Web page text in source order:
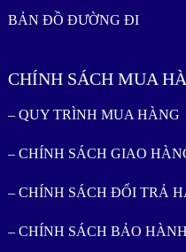
BẢN ĐỒ ĐƯỜNG ĐI
CHÍNH SÁCH MUA
– QUY TRÌNH MUA HÀNG
– CHÍNH SÁCH GIAO
– CHÍNH SÁCH ĐỔI TRẢ
– CHÍNH SÁCH BẢO HÀNH